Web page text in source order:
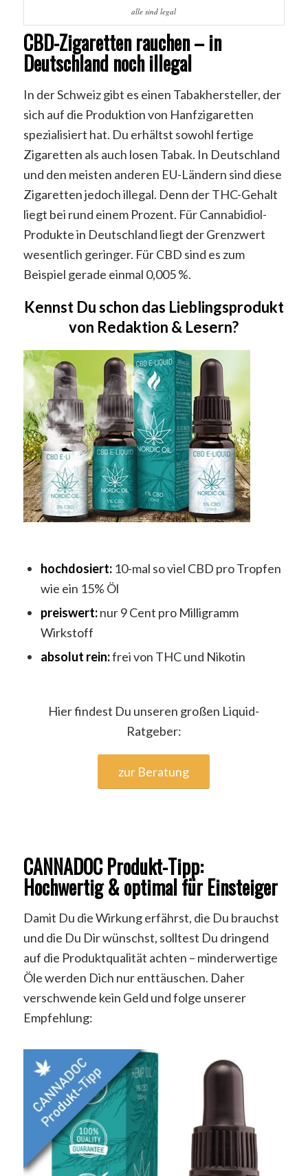
alle sind legal
CBD-Zigaretten rauchen – in
Deutschland noch illegal
In der Schweiz gibt es einen Tabakhersteller, der
sich auf die Produktion von Hanfzigaretten
spezialisiert hat. Du erhältst sowohl fertige
Zigaretten als auch losen Tabak. In Deutschland
und den meisten anderen EU-Ländern sind diese
Zigaretten jedoch illegal. Denn der THC-Gehalt
liegt bei rund einem Prozent. Für Cannabidiol-
Produkte in Deutschland liegt der Grenzwert
wesentlich geringer. Für CBD sind es zum
Beispiel gerade einmal 0,005 %.
Kennst Du schon das Lieblingsprodukt
von Redaktion & Lesern?
hochdosiert:10-mal so viel CBD pro Tropfen
wie ein 15% Öl
preiswert:nur 9 Cent pro Milligramm
Wirkstoff
absolut rein:frei von THC und Nikotin
Hier findest Du unseren großen Liquid-
Ratgeber:
zur Beratung
CANNADOC Produkt-Tipp:
Hochwertig & optimal für Einsteiger
Damit Du die Wirkung erfährst, die Du brauchst
und die Du Dir wünschst, solltest Du dringend
auf die Produktqualität achten – minderwertige
Öle werden Dich nur enttäuschen. Daher
verschwende kein Geld und folge unserer
Empfehlung: